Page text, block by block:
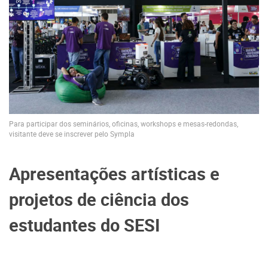
Para participar dos seminários, oficinas, workshops e mesas-redondas,
visitante deve se inscrever pelo Sympla
Apresentações artísticas e
projetos de ciência dos
estudantes do SESI